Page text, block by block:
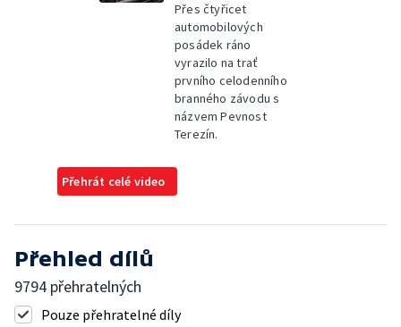
Přes čtyřicet
automobilových
posádek ráno
vyrazilo na trať
prvního celodenního
branného závodu s
názvem Pevnost
Terezín.
Přehrát celé video
Přehled dílů
9794 přehratelných
Pouze přehratelné díly